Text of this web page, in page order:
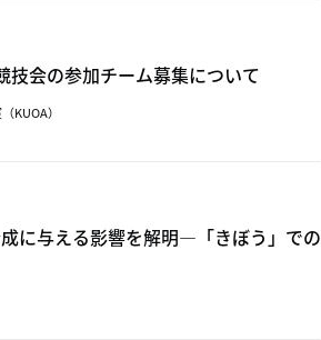
会の参加チーム募集について
KUOA）
に与える影響を解明―「きぼう」での